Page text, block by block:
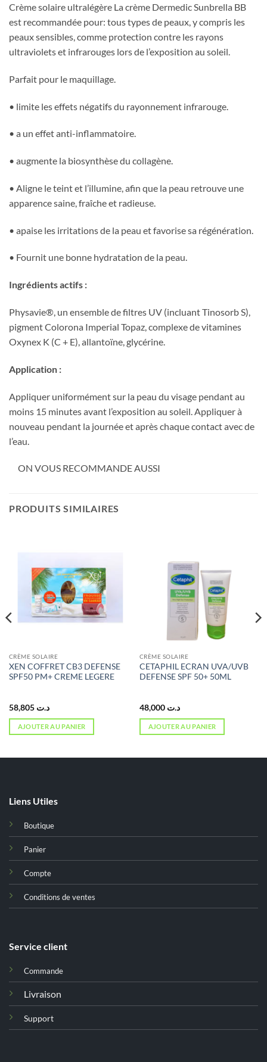
Crème solaire ultralégère La crème Dermedic Sunbrella BB
est recommandée pour: tous types de peaux, y compris les
peaux sensibles, comme protection contre les rayons
ultraviolets et infrarouges lors de l’exposition au soleil.
Parfait pour le maquillage.
• limite les effets négatifs du rayonnement infrarouge.
• a un effet anti-inflammatoire.
• augmente la biosynthèse du collagène.
• Aligne le teint et l’illumine, afin que la peau retrouve une
apparence saine, fraîche et radieuse.
• apaise les irritations de la peau et favorise sa régénération.
• Fournit une bonne hydratation de la peau.
Ingrédients actifs :
Physavie®, un ensemble de filtres UV (incluant Tinosorb S),
pigment Colorona Imperial Topaz, complexe de vitamines
Oxynex K (C + E), allantoïne, glycérine.
Application :
Appliquer uniformément sur la peau du visage pendant au
moins 15 minutes avant l’exposition au soleil. Appliquer à
nouveau pendant la journée et après chaque contact avec de
l’eau.
ON VOUS RECOMMANDE AUSSI
PRODUITS SIMILAIRES
CRÈME SOLAIRE
XEN COFFRET CB3 DEFENSE
SPF50 PM+ CREME LEGERE
د.ت 58,805
AJOUTER AU PANIER
CRÈME SOLAIRE
CETAPHIL ECRAN UVA/UVB
DEFENSE SPF 50+ 50ML
د.ت 48,000
AJOUTER AU PANIER
د.ت 99,000.
Liens Utiles
Boutique
Panier
Compte
Conditions de ventes
Service client
Commande
Livraison
Support